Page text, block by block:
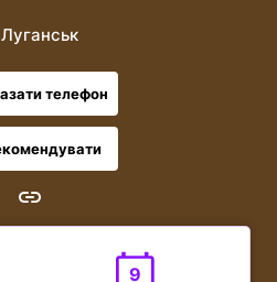
Луганськ
телефон
9